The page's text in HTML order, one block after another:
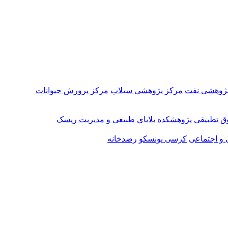
نفت مرکز پژوهشی سیلاب مرکز پرورش حیوانات
تطبیقی پژوهشکده بلایای طبیعی و مدیریت ریسک
و اجتماعی کرسی یونسکو رصدخانه